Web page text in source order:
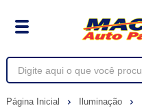
Página Inicial Iluminação